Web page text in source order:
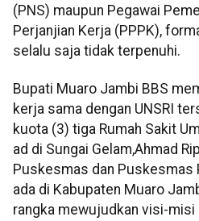
(PNS) maupun Pegawai
Perjanjian Kerja (PPPK),
selalu saja tidak terpenuhi.
Bupati Muaro Jambi BBS
kerja sama dengan UNSRI
kuota (3) tiga Rumah Sakit
ad di Sungai Gelam,Ahmad
Puskesmas dan Puskesmas
ada di Kabupaten Muaro
rangka mewujudkan visi-